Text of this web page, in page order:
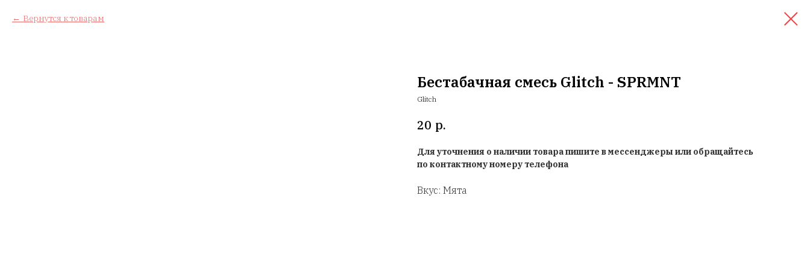
Вернутся к товарам
Бестабачная смесь Glitch - SPRMNT
Glitch
20 р.
Для уточнения о наличии товара пишите в мессенджеры или обращайтесь
по контактному номеру телефона
Вкус: Мята